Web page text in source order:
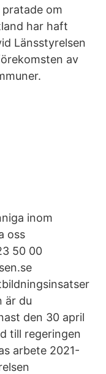
om
har haft
Länsstyrelsen
av
inom
oss
50 00
är du
den 30 april
till regeringen
arbete 2021-